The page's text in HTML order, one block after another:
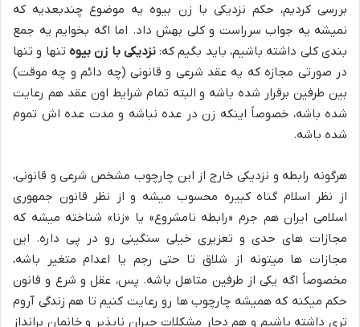
بررسی کردیم، حکم نزدیکی با زن بیوه یه موضوع چندبعدیه که
نمیشه یه جواب سرراست و کلی بهش داد. اما اگه بخوایم یه جمع
بندی کلی داشته باشیم، باید بگیم که:نزدیکی با زن بیوه تنها و تنها
در صورتی مجازه که یه عقد شرعی و قانونی (چه دائم و چه موقت)
بین طرفین برقرار شده باشه و البته تمام شرایط اون عقد هم رعایت
شده باشه، خصوصاً اینکه زن در عده نباشه و مدت عده اش تموم
شده باشه.
هرگونه رابطه و نزدیکی خارج از این چارچوب مشخص شرعی و قانونی،
از نظر اسلام گناه کبیره محسوب میشه و از نظر قانون جمهوری
اسلامی ایران هم جرم «رابطه نامشروع» یا «زنا» شناخته میشه که
مجازات های حدی و تعزیری خیلی سنگینی رو در پی داره. این
مجازات ها میتونه از شلاق تا حتی رجم یا اعدام متغیر باشه،
مخصوصاً اگه یکی از طرفین متاهل باشه. پس، عقل و شرع و قانون
حکم میکنه که همیشه چارچوب ها رو رعایت کنیم تا هم زندگی آروم
تری داشته باشیم و هم دچار مشکلات جبران ناپذیر و خانمان برانداز